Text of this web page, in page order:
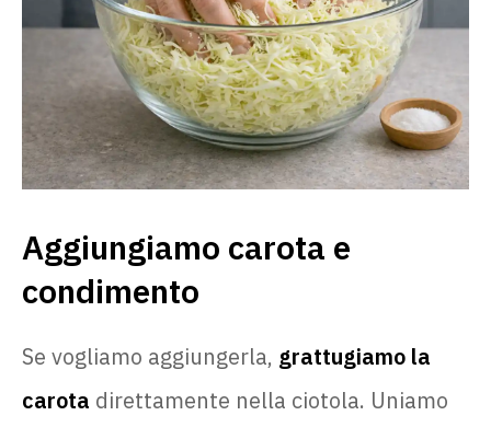
Aggiungiamo carota e
condimento
Se vogliamo aggiungerla, grattugiamo la
carota direttamente nella ciotola. Uniamo